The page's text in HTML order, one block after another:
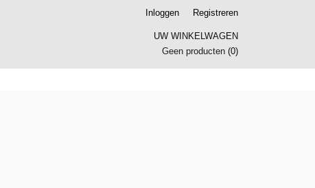
Inloggen Registreren
UW WINKELWAGEN
Geen producten (0)